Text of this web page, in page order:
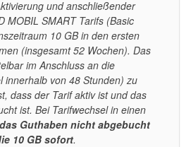
und anschließender
MOBIL SMART Tarifs (Basic
10 GB in den ersten
(insgesamt 52 Wochen). Das
im Anschluss an die
innerhalb von 48 Stunden) zu
dass der Tarif aktiv ist und das
ist. Bei Tarifwechsel in einen
Guthaben nicht abgebucht
10 GB sofort.